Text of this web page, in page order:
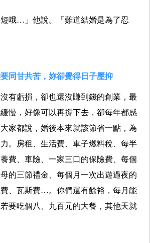
短哦…」他說。「難道結婚是為了忍
同甘共苦，妳卻覺得日子壓抑
有虧損，卻也還沒賺到錢的創業，最
慢，好像可以再撐下去，卻每年都感
家都說，婚後本來就該節省一點，為
。房租、生活費、車子燃料稅、每半
費、車險、一家三口的保險費、每個
的三節禮金、每個月一次出遊過夜的
、瓦斯費…。你們還有餘裕，每月能
要吃個八、九百元的大餐，其他天就